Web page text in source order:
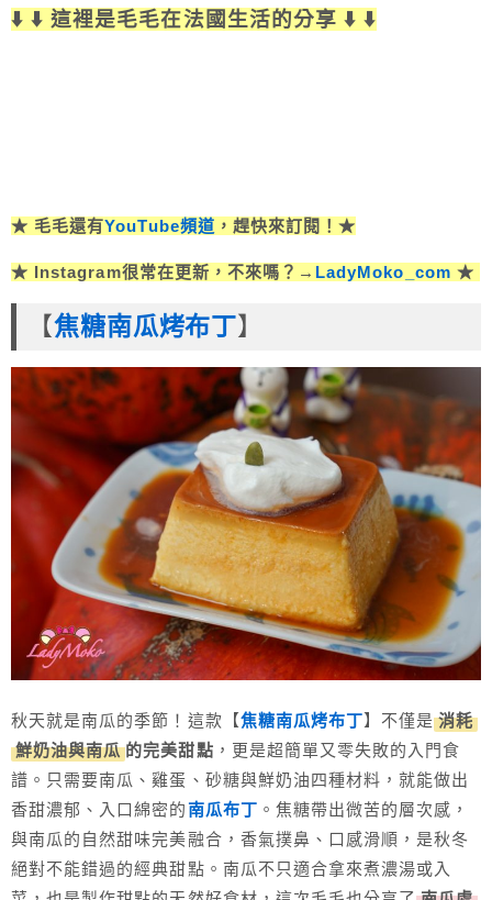
⬇️ ⬇️ 這裡是毛毛在法國生活的分享 ⬇️ ⬇️
★ 毛毛還有YouTube頻道 ，趕快來訂閱！★
★ Instagram很常在更新，不來嗎？→ LadyMoko_com ★
【焦糖南瓜烤布丁】
秋天就是南瓜的季節！這款【焦糖南瓜烤布丁】不僅是 消耗
鮮奶油與南瓜 的完美甜點 ，更是超簡單又零失敗的入門食
譜。只需要南瓜、雞蛋、砂糖與鮮奶油四種材料，就能做出
香甜濃郁、入口綿密的南瓜布丁 。焦糖帶出微苦的層次感，
與南瓜的自然甜味完美融合，香氣撲鼻、口感滑順，是秋冬
絕對不能錯過的經典甜點。南瓜不只適合拿來煮濃湯或入